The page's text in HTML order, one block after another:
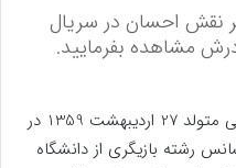
نقش احسان در سریال
مشاهده بفرمایید.
، علیرضا کمالی متولد 27 اردیبهشت 1359 در
رشته بازیگری از دانشگاه